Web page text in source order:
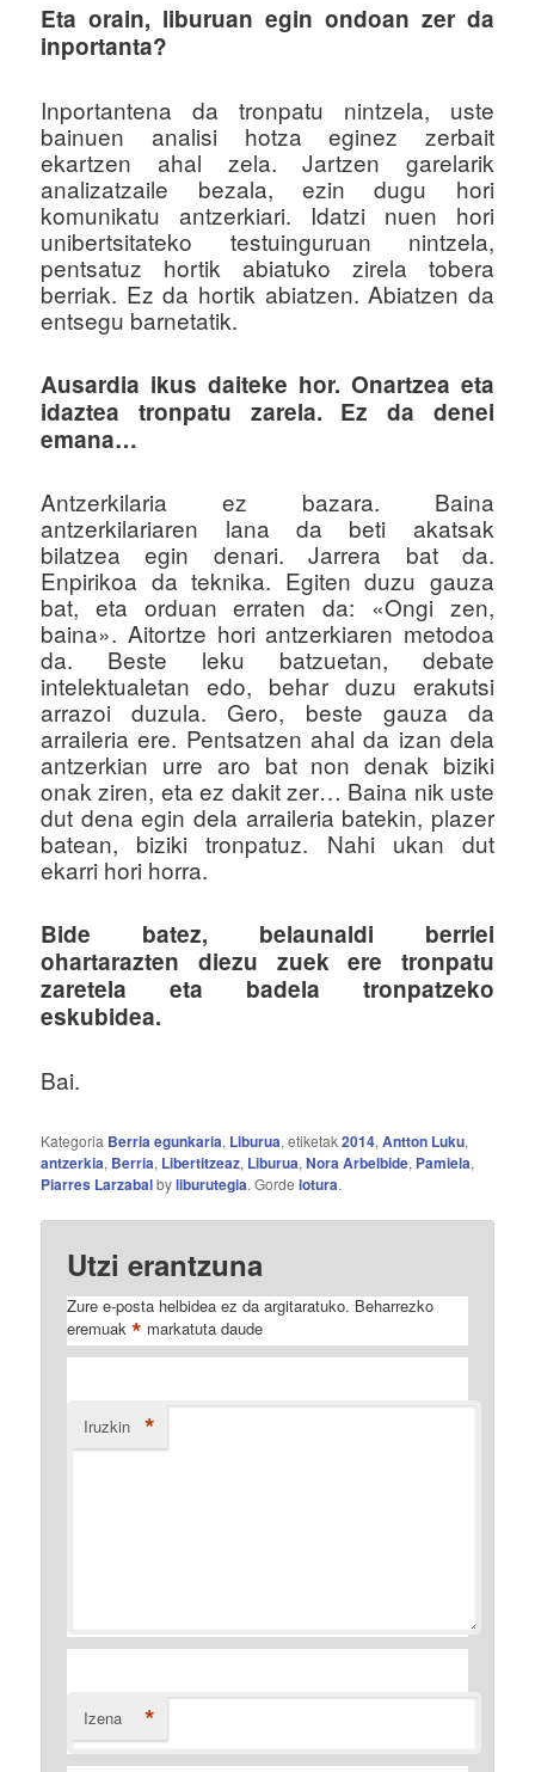
Eta orain, liburuan egin ondoan zer da
inportanta?
Inportantena da tronpatu nintzela, uste
bainuen analisi hotza eginez zerbait
ekartzen ahal zela. Jartzen garelarik
analizatzaile bezala, ezin dugu hori
komunikatu antzerkiari. Idatzi nuen hori
unibertsitateko testuinguruan nintzela,
pentsatuz hortik abiatuko zirela tobera
berriak. Ez da hortik abiatzen. Abiatzen da
entsegu barnetatik.
Ausardia ikus daiteke hor. Onartzea eta
idaztea tronpatu zarela. Ez da denei
emana…
Antzerkilaria ez bazara. Baina
antzerkilariaren lana da beti akatsak
bilatzea egin denari. Jarrera bat da.
Enpirikoa da teknika. Egiten duzu gauza
bat, eta orduan erraten da: «Ongi zen,
baina». Aitortze hori antzerkiaren metodoa
da. Beste leku batzuetan, debate
intelektualetan edo, behar duzu erakutsi
arrazoi duzula. Gero, beste gauza da
arraileria ere. Pentsatzen ahal da izan dela
antzerkian urre aro bat non denak biziki
onak ziren, eta ez dakit zer… Baina nik uste
dut dena egin dela arraileria batekin, plazer
batean, biziki tronpatuz. Nahi ukan dut
ekarri hori horra.
Bide batez, belaunaldi berriei
ohartarazten diezu zuek ere tronpatu
zaretela eta badela tronpatzeko
eskubidea.
Bai.
Kategoria Berria egunkaria, Liburua, etiketak2014,Antton Luku,
antzerkia, Berria, Libertitzeaz, Liburua,Nora Arbelbide, Pamiela,
Piarres Larzabalbyliburutegia. Gordelotura.
Utzi erantzuna
Zure e-posta helbidea ez da argitaratuko. Beharrezko
eremuak* markatuta daude
Iruzkin *
Izena *